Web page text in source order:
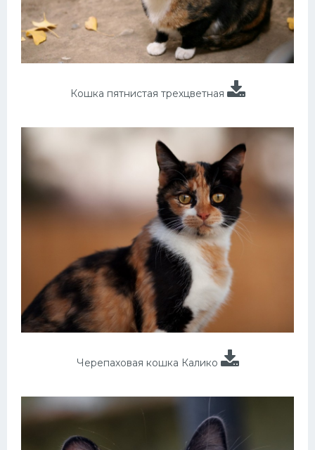
Кошка пятнистая трехцветная
Черепаховая кошка Калико